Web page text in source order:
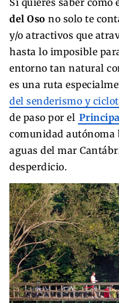
del Oso no solo te
y/o atractivos que
hasta lo imposible
entorno tan natural
es una ruta
del senderismo y
de paso por el
comunidad autónoma
aguas del mar
desperdicio.